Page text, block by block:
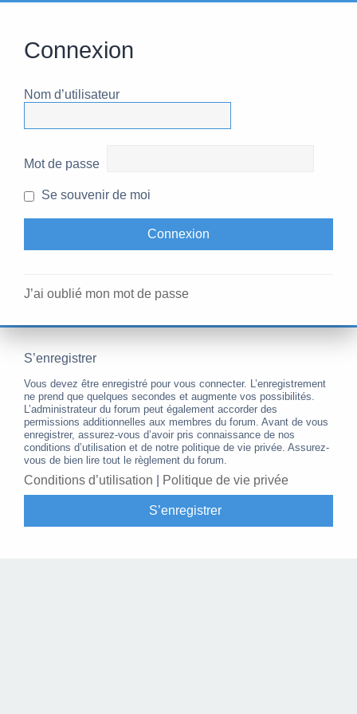
Connexion
Nom d’utilisateur
Mot de passe
Se souvenir de moi
J’ai oublié mon mot de passe
S’enregistrer
Vous devez être enregistré pour vous connecter. L’enregistrement
ne prend que quelques secondes et augmente vos possibilités.
L’administrateur du forum peut également accorder des
permissions additionnelles aux membres du forum. Avant de vous
enregistrer, assurez-vous d’avoir pris connaissance de nos
conditions d’utilisation et de notre politique de vie privée. Assurez-
vous de bien lire tout le règlement du forum.
Conditions d’utilisation Politique de vie privée
S’enregistrer